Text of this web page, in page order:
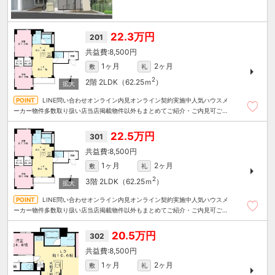
201 22.3万円
8,500円
敷 1ヶ月 礼
2ヶ月
2階 2LDK（62.25ｍ2）
LINE問い合わせオンライン内見オンライン契約実施中人気ハウスメ
ーカー物件多数取り扱い店当店掲載物件以外もまとめてご紹介・ご内見可ご予
301 22.5万円
8,500円
敷 1ヶ月 礼
2ヶ月
3階 2LDK（62.25ｍ2）
LINE問い合わせオンライン内見オンライン契約実施中人気ハウスメ
ーカー物件多数取り扱い店当店掲載物件以外もまとめてご紹介・ご内見可ご予
302 20.5万円
8,500円
敷 1ヶ月 礼 2ヶ月